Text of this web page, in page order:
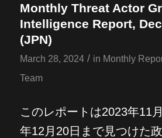
Monthly Threat Actor
Intelligence Report,
(JPN)
March 28, 2024 / in Monthly
Team
このレポートは2023年11
年12月20日まで見つけた